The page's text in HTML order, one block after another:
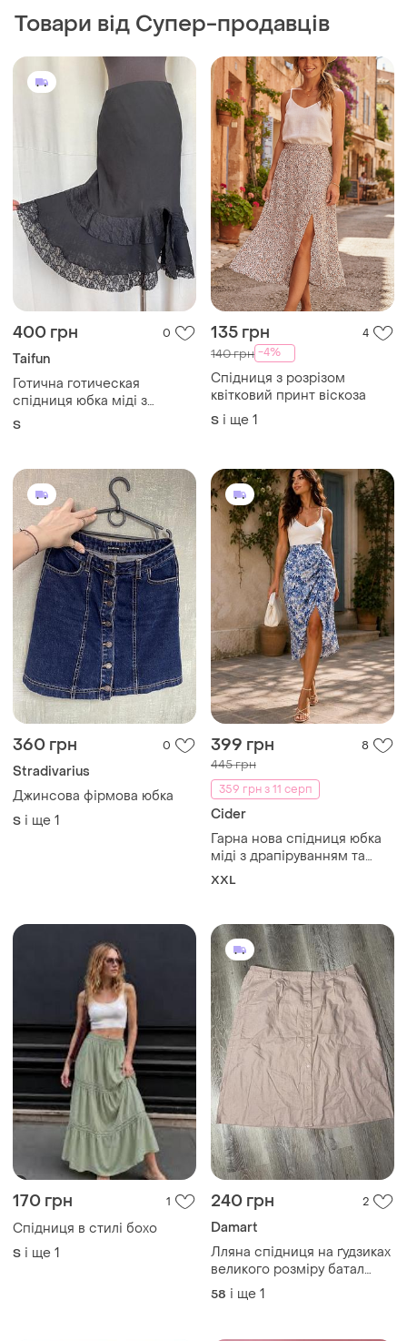
Товари від Супер-продавців
400 грн 0
Taifun
Готична готическая
спідниця юбка міді з
оборками
S
135 грн 4
140 грн -4%
Спідниця з розрізом
квітковий принт віскоза
S і ще 1
360 грн 0
Stradivarius
Джинсова фірмова юбка
S і ще 1
399 грн 8
445 грн
359 грн з 11 серп
Cider
Гарна нова спідниця юбка
міді з драпіруванням та
розрізом на ніжці великого
XXL
170 грн 1
Спідниця в стилі бохо
S і ще 1
240 грн 2
Damart
Лляна спідниця на ґудзиках
великого розміру батал
damart , xxxxxl 58р
58 і ще 1